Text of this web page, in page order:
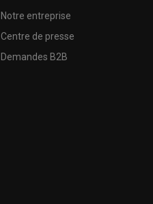
Notre entreprise
Centre de presse
Demandes B2B